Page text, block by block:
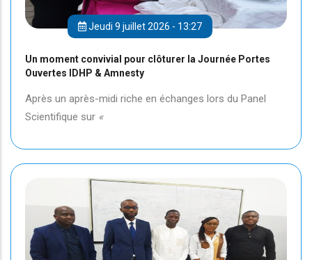
Jeudi 9 juillet 2026 - 13:27
Un moment convivial pour clôturer la Journée Portes
Ouvertes IDHP & Amnesty
Après un après-midi riche en échanges lors du Panel
Scientifique sur «